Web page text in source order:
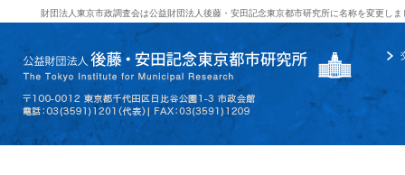
財団法人東京市政調査会は公益財団法人後藤・安田記念東京都市研究所に名称を変更しま